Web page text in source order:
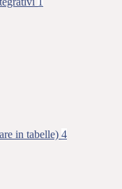
in tabelle) 4